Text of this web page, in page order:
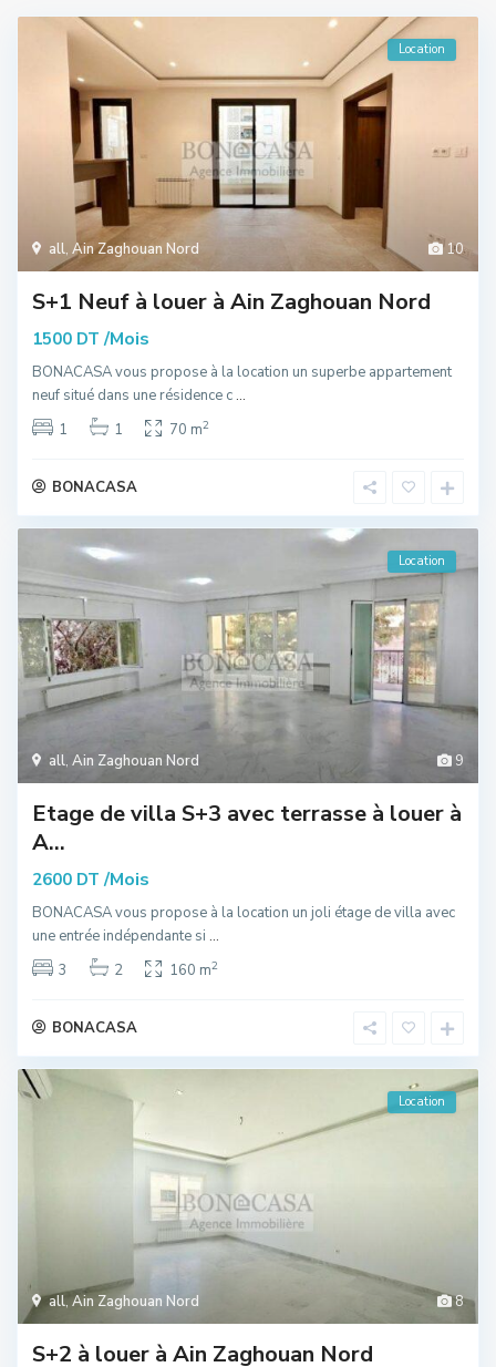
10
all, Ain Zaghouan Nord
Location
S+1 Neuf à louer à Ain Zaghouan Nord
1500 DT /Mois
BONACASA vous propose à la location un superbe appartement
neuf situé dans une résidence c...
1
1 70 m2
BONACASA
9
all, Ain Zaghouan Nord
Location
Etage de villa S+3 avec terrasse à louer à
A...
2600 DT /Mois
BONACASA vous propose à la location un joli étage de villa avec
une entrée indépendante si ...
3
2 160 m2
BONACASA
8
all,Ain Zaghouan Nord
Location
S+2 à louer à Ain Zaghouan Nord